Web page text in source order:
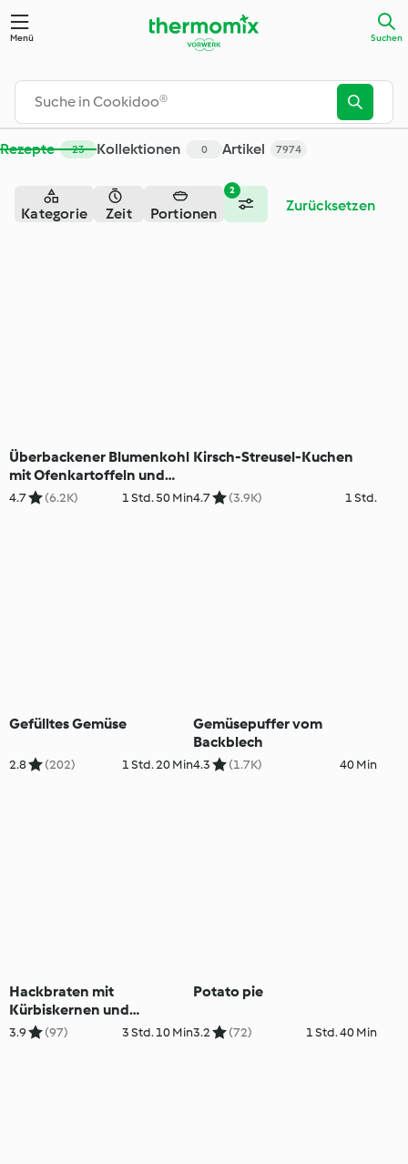
Menü Suchen
Rezepte 23 Kollektionen 0 Artikel 7974
2
Kategorie Zeit Portionen Zurücksetzen
Überbackener Blumenkohl
mit Ofenkartoffeln und
Senfsauce
4.7 (6.2K) 1 Std. 50 Min
Kirsch-Streusel-Kuchen
4.7 (3.9K) 1 Std.
Gefülltes Gemüse
2.8 (202) 1 Std. 20 Min
Gemüsepuffer vom
Backblech
4.3 (1.7K) 40 Min
Hackbraten mit
Kürbiskernen und
Kartoffel-Möhren-Gemüse
3.9 (97) 3 Std. 10 Min
Potato pie
3.2 (72) 1 Std. 40 Min
Suche - Cookidoo® – das offizielle Thermomix®-Rezept-